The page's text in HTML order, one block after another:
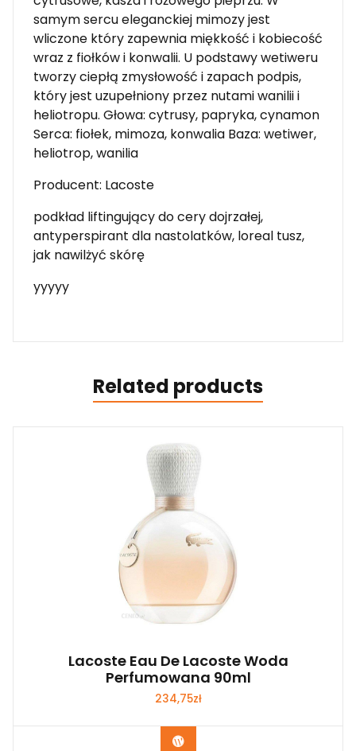
samym sercu eleganckiej mimozy jest
wliczone który zapewnia miękkość i kobiecość
wraz z fiołków i konwalii. U podstawy wetiweru
tworzy ciepłą zmysłowość i zapach podpis,
który jest uzupełniony przez nutami wanilii i
heliotropu. Głowa: cytrusy, papryka, cynamon
Serca: fiołek, mimoza, konwalia Baza: wetiwer,
heliotrop, wanilia
Producent: Lacoste
podkład liftingujący do cery dojrzałej,
antyperspirant dla nastolatków, loreal tusz,
jak nawilżyć skórę
yyyyy
Related products
Lacoste Eau De Lacoste Woda
Perfumowana 90ml
234,75zł
Zobacz